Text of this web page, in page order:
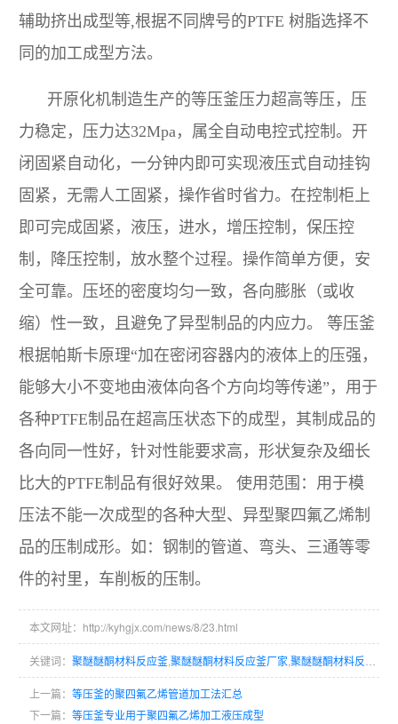
辅助挤出成型等,根据不同牌号的PTFE 树脂选择不
同的加工成型方法。
开原化机制造生产的等压釜压力超高等压，压
力稳定，压力达32Mpa，属全自动电控式控制。开
闭固紧自动化，一分钟内即可实现液压式自动挂钩
固紧，无需人工固紧，操作省时省力。在控制柜上
即可完成固紧，液压，进水，增压控制，保压控
制，降压控制，放水整个过程。操作简单方便，安
全可靠。压坯的密度均匀一致，各向膨胀（或收
缩）性一致，且避免了异型制品的内应力。 等压釜
根据帕斯卡原理“加在密闭容器内的液体上的压强，
能够大小不变地由液体向各个方向均等传递”，用于
各种PTFE制品在超高压状态下的成型，其制成品的
各向同一性好，针对性能要求高，形状复杂及细长
比大的PTFE制品有很好效果。 使用范围：用于模
压法不能一次成型的各种大型、异型聚四氟乙烯制
品的压制成形。如：钢制的管道、弯头、三通等零
件的衬里，车削板的压制。
本文网址：http://kyhgjx.com/news/8/23.html
关键词： 聚醚醚酮材料反应釜聚醚醚酮材料反应釜厂家 聚醚醚酮材料反应釜生产商
上一篇： ​等压釜的聚四氟乙烯管道加工法汇总
下一篇： 等压釜专业用于聚四氟乙烯加工液压成型